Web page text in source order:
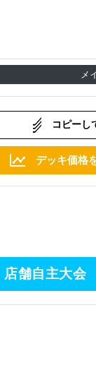
メ
コピーし
デッキ価格
舗自主大会